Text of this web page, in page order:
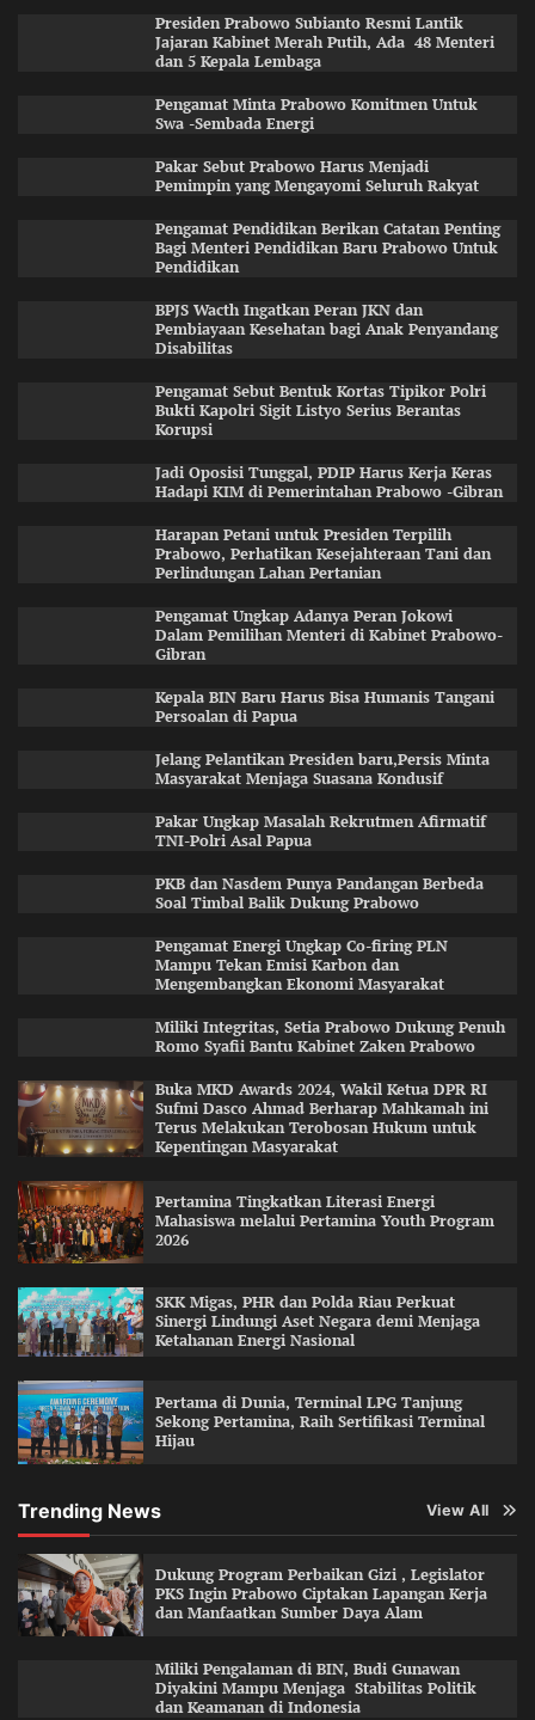
Presiden Prabowo Subianto Resmi Lantik
Jajaran Kabinet Merah Putih, Ada 48 Menteri
dan 5 Kepala Lembaga
Pengamat Minta Prabowo Komitmen Untuk
Swa -Sembada Energi
Pakar Sebut Prabowo Harus Menjadi
Pemimpin yang Mengayomi Seluruh Rakyat
Pengamat Pendidikan Berikan Catatan Penting
Bagi Menteri Pendidikan Baru Prabowo Untuk
Pendidikan
BPJS Wacth Ingatkan Peran JKN dan
Pembiayaan Kesehatan bagi Anak Penyandang
Disabilitas
Pengamat Sebut Bentuk Kortas Tipikor Polri
Bukti Kapolri Sigit Listyo Serius Berantas
Korupsi
Jadi Oposisi Tunggal, PDIP Harus Kerja Keras
Hadapi KIM di Pemerintahan Prabowo -Gibran
Harapan Petani untuk Presiden Terpilih
Prabowo, Perhatikan Kesejahteraan Tani dan
Perlindungan Lahan Pertanian
Pengamat Ungkap Adanya Peran Jokowi
Dalam Pemilihan Menteri di Kabinet Prabowo-
Gibran
Kepala BIN Baru Harus Bisa Humanis Tangani
Persoalan di Papua
Jelang Pelantikan Presiden baru,Persis Minta
Masyarakat Menjaga Suasana Kondusif
Pakar Ungkap Masalah Rekrutmen Afirmatif
TNI-Polri Asal Papua
PKB dan Nasdem Punya Pandangan Berbeda
Soal Timbal Balik Dukung Prabowo
Pengamat Energi Ungkap Co-firing PLN
Mampu Tekan Emisi Karbon dan
Mengembangkan Ekonomi Masyarakat
Miliki Integritas, Setia Prabowo Dukung Penuh
Romo Syafii Bantu Kabinet Zaken Prabowo
Buka MKD Awards 2024, Wakil Ketua DPR RI
Sufmi Dasco Ahmad Berharap Mahkamah ini
Terus Melakukan Terobosan Hukum untuk
Kepentingan Masyarakat
Pertamina Tingkatkan Literasi Energi
Mahasiswa melalui Pertamina Youth Program
2026
SKK Migas, PHR dan Polda Riau Perkuat
Sinergi Lindungi Aset Negara demi Menjaga
Ketahanan Energi Nasional
Pertama di Dunia, Terminal LPG Tanjung
Sekong Pertamina, Raih Sertifikasi Terminal
Hijau
Trending News View All
Dukung Program Perbaikan Gizi , Legislator
PKS Ingin Prabowo Ciptakan Lapangan Kerja
dan Manfaatkan Sumber Daya Alam
Miliki Pengalaman di BIN, Budi Gunawan
Diyakini Mampu Menjaga Stabilitas Politik
dan Keamanan di Indonesia